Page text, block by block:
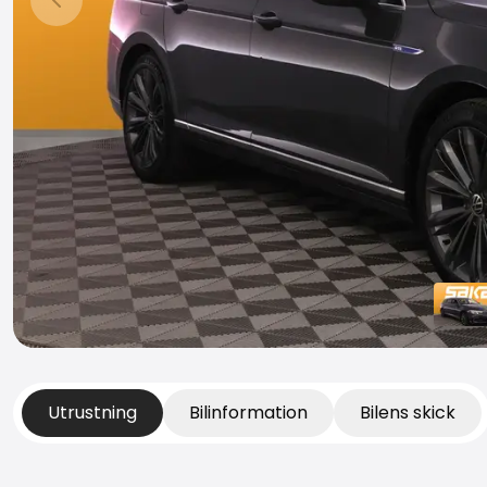
Föregående bild
Utrustning Bilinformation Bilens skick